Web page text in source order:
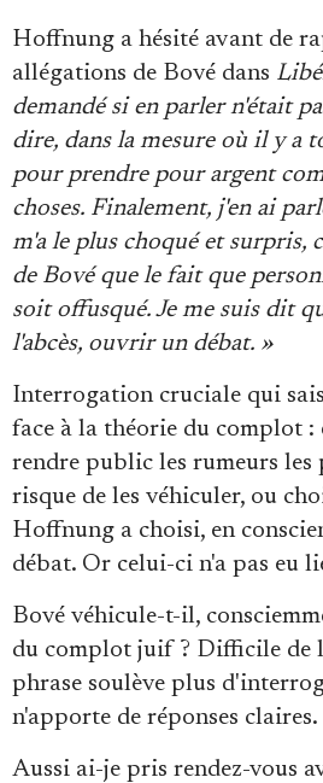
Hoffnung a hésité avant de
allégations de Bové dans
demandé si en parler n'était
dire, dans la mesure où il y a
pour prendre pour argent
choses. Finalement, j'en ai
m'a le plus choqué et surpris,
de Bové que le fait que
soit offusqué. Je me suis dit
l'abcès, ouvrir un débat. »
Interrogation cruciale qui
face à la théorie du complot :
rendre public les rumeurs les
risque de les véhiculer, ou
Hoffnung a choisi, en
débat. Or celui-ci n'a pas eu
Bové véhicule-t-il,
du complot juif ? Difficile de
phrase soulève plus
n'apporte de réponses claires.
Aussi ai-je pris rendez-vous